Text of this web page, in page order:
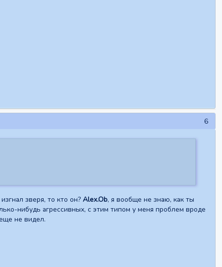
6
зверя, то кто он? Alex.Ob, я вообще не знаю, как ты
нибудь агрессивных, с этим типом у меня проблем вроде
не видел.